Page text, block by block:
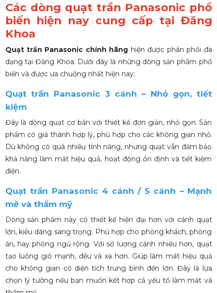
Các dòng quạt trần Panasonic phổ
biến hiện nay cung cấp tại Đăng
Khoa
Quạt trần Panasonic chính hãng hiện được phân phối đa
dạng tại Đăng Khoa. Dưới đây là những dòng sản phẩm phổ
biến và được ưa chuộng nhất hiện nay:
Quạt trần Panasonic 3 cánh – Nhỏ gọn, tiết
kiệm
Đây là dòng quạt cơ bản với thiết kế đơn giản, nhỏ gọn. Sản
phẩm có giá thành hợp lý, phù hợp cho các không gian nhỏ.
Dù không có quá nhiều tính năng, nhưng quạt vẫn đảm bảo
khả năng làm mát hiệu quả, hoạt động ổn định và tiết kiệm
điện.
Quạt trần Panasonic 4 cánh / 5 cánh – Mạnh
mẽ và thẩm mỹ
Dòng sản phẩm này có thiết kế hiện đại hơn với cánh quạt
lớn, kiểu dáng sang trọng. Phù hợp cho phòng khách, phòng
ăn, hay phòng ngủ rộng. Với số lượng cánh nhiều hơn, quạt
tạo luồng gió mạnh, đều và xa hơn. Giúp làm mát hiệu quả
cho không gian có diện tích trung bình đến lớn. Đây là lựa
chọn lý tưởng nếu bạn muốn kết hợp cả yếu tố làm mát và